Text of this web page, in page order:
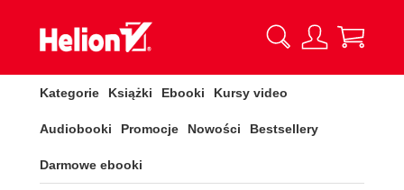
Kategorie Książki Ebooki Kursy video
Audiobooki Promocje Nowości Bestsellery
Darmowe ebooki